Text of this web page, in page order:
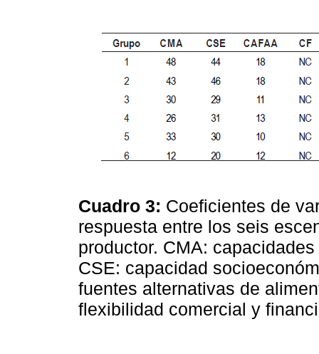
Cuadro 3: Coeficientes de
respuesta entre los seis
productor. CMA:
CSE: capacidad
fuentes alternativas de
flexibilidad comercial y